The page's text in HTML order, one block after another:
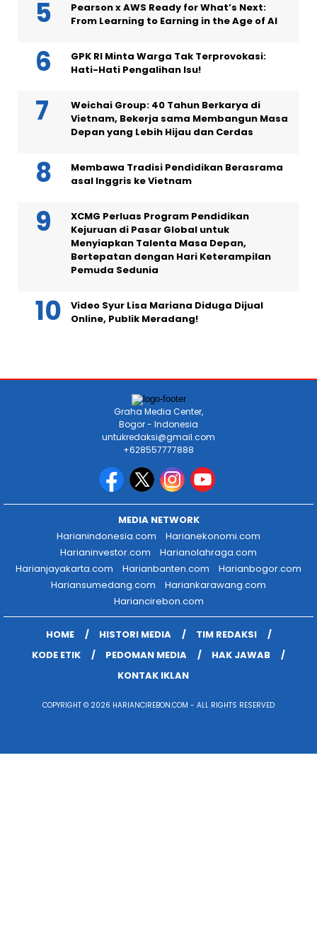
Pearson x AWS Ready for What’s Next:
From Learning to Earning in the Age of AI
GPK RI Minta Warga Tak Terprovokasi:
Hati-Hati Pengalihan Isu!
Weichai Group: 40 Tahun Berkarya di
Vietnam, Bekerja sama Membangun Masa
Depan yang Lebih Hijau dan Cerdas
Membawa Tradisi Pendidikan Berasrama
asal Inggris ke Vietnam
XCMG Perluas Program Pendidikan
Kejuruan di Pasar Global untuk
Menyiapkan Talenta Masa Depan,
Bertepatan dengan Hari Keterampilan
Pemuda Sedunia
Video Syur Lisa Mariana Diduga Dijual
Online, Publik Meradang!
Graha Media Center,
Bogor - Indonesia
untukredaksi@gmail.com
+628557777888
MEDIA NETWORK
Harianindonesia.com
Harianekonomi.com
Harianinvestor.com
Harianolahraga.com
Harianjayakarta.com
Harianbanten.com
Harianbogor.com
Hariansumedang.com
Hariankarawang.com
Hariancirebon.com
HOME HISTORI MEDIA
TIM REDAKSI
KODE ETIK
PEDOMAN MEDIA
HAK JAWAB
KONTAK IKLAN
COPYRIGHT © 2026 HARIANCIREBON.COM - ALL RIGHTS RESERVED